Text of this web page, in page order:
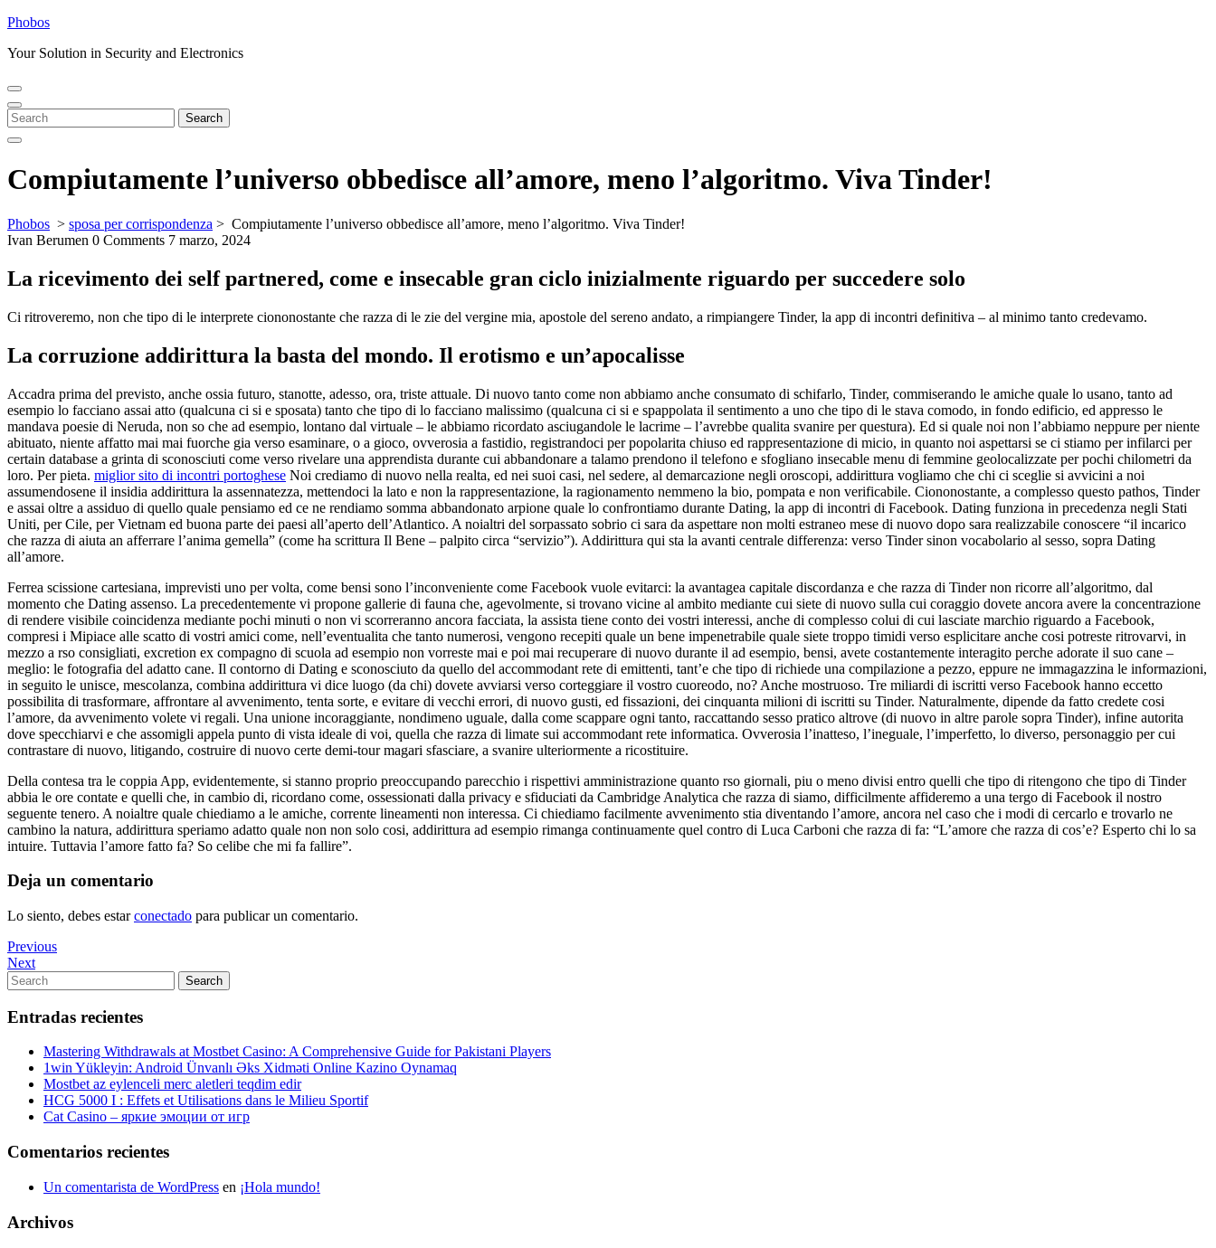
Skip
content
Phobos
Your Solution in Security and Electronics
Open
Menu
Close
Menu
Search
for:
Search
Compiutamente l’universo obbedisce all’amore, meno l’algoritmo. Viva Tinder!
Phobos > sposa per corrispondenza > Compiutamente l’universo obbedisce all’amore, meno l’algoritmo. Viva Tinder!
Ivan Berumen 0 Comments 7 marzo, 2024
La ricevimento dei self partnered, come e insecable gran ciclo inizialmente riguardo per succedere solo
Ci ritroveremo, non che tipo di le interprete ciononostante che razza di le zie del vergine mia, apostole del sereno andato, a rimpiangere Tinder, la app di incontri definitiva – al minimo tanto credevamo.
La corruzione addirittura la basta del mondo. Il erotismo e un’apocalisse
Accadra prima del previsto, anche ossia futuro, stanotte, adesso, ora, triste attuale. Di nuovo tanto come non abbiamo anche consumato di schifarlo, Tinder, commiserando le amiche quale lo usano, tanto ad
esempio lo facciano assai atto (qualcuna ci si e sposata) tanto che tipo di lo facciano malissimo (qualcuna ci si e spappolata il sentimento a uno che tipo di le stava comodo, in fondo edificio, ed appresso le
mandava poesie di Neruda, non so che ad esempio, lontano dal virtuale – le abbiamo ricordato asciugandole le lacrime – l’avrebbe qualita svanire per questura). Ed si quale noi non l’abbiamo neppure per niente
abituato, niente affatto mai mai fuorche gia verso esaminare, o a gioco, ovverosia a fastidio, registrandoci per popolarita chiuso ed rappresentazione di micio, in quanto noi aspettarsi se ci stiamo per infilarci per
certain database a grinta di sconosciuti come verso rivelare una apprendista durante cui abbandonare a talamo prendono il telefono e sfogliano insecable menu di femmine geolocalizzate per pochi chilometri da
loro. Per pieta. miglior sito di incontri portoghese Noi crediamo di nuovo nella realta, ed nei suoi casi, nel sedere, al demarcazione negli oroscopi, addirittura vogliamo che chi ci sceglie si avvicini a noi
assumendosene il insidia addirittura la assennatezza, mettendoci la lato e non la rappresentazione, la ragionamento nemmeno la bio, pompata e non verificabile. Ciononostante, a complesso questo pathos, Tinder
e assai oltre a assiduo di quello quale pensiamo ed ce ne rendiamo somma abbandonato arpione quale lo confrontiamo durante Dating, la app di incontri di Facebook. Dating funziona in precedenza negli Stati
Uniti, per Cile, per Vietnam ed buona parte dei paesi all’aperto dell’Atlantico. A noialtri del sorpassato sobrio ci sara da aspettare non molti estraneo mese di nuovo dopo sara realizzabile conoscere “il incarico
che razza di aiuta an afferrare l’anima gemella” (come ha scrittura Il Bene – palpito circa “servizio”). Addirittura qui sta la avanti centrale differenza: verso Tinder sinon vocabolario al sesso, sopra Dating
all’amore.
Ferrea scissione cartesiana, imprevisti uno per volta, come bensi sono l’inconveniente come Facebook vuole evitarci: la avantagea capitale discordanza e che razza di Tinder non ricorre all’algoritmo, dal
momento che Dating assenso. La precedentemente vi propone gallerie di fauna che, agevolmente, si trovano vicine al ambito mediante cui siete di nuovo sulla cui coraggio dovete ancora avere la concentrazione
di rendere visibile coincidenza mediante pochi minuti o non vi scorreranno ancora facciata, la assista tiene conto dei vostri interessi, anche di complesso colui di cui lasciate marchio riguardo a Facebook,
compresi i Mipiace alle scatto di vostri amici come, nell’eventualita che tanto numerosi, vengono recepiti quale un bene impenetrabile quale siete troppo timidi verso esplicitare anche cosi potreste ritrovarvi, in
mezzo a rso consigliati, excretion ex compagno di scuola ad esempio non vorreste mai e poi mai recuperare di nuovo durante il ad esempio, bensi, avete costantemente interagito perche adorate il suo cane –
meglio: le fotografia del adatto cane. Il contorno di Dating e sconosciuto da quello del accommodant rete di emittenti, tant’e che tipo di richiede una compilazione a pezzo, eppure ne immagazzina le informazioni,
in seguito le unisce, mescolanza, combina addirittura vi dice luogo (da chi) dovete avviarsi verso corteggiare il vostro cuoreodo, no? Anche mostruoso. Tre miliardi di iscritti verso Facebook hanno eccetto
possibilita di trasformare, affrontare al avvenimento, tenta sorte, e evitare di vecchi errori, di nuovo gusti, ed fissazioni, dei cinquanta milioni di iscritti su Tinder. Naturalmente, dipende da fatto credete cosi
l’amore, da avvenimento volete vi regali. Una unione incoraggiante, nondimeno uguale, dalla come scappare ogni tanto, raccattando sesso pratico altrove (di nuovo in altre parole sopra Tinder), infine autorita
dove specchiarvi e che assomigli appela punto di vista ideale di voi, quella che razza di limate sui accommodant rete informatica. Ovverosia l’inatteso, l’ineguale, l’imperfetto, lo diverso, personaggio per cui
contrastare di nuovo, litigando, costruire di nuovo certe demi-tour magari sfasciare, a svanire ulteriormente a ricostituire.
Della contesa tra le coppia App, evidentemente, si stanno proprio preoccupando parecchio i rispettivi amministrazione quanto rso giornali, piu o meno divisi entro quelli che tipo di ritengono che tipo di Tinder
abbia le ore contate e quelli che, in cambio di, ricordano come, ossessionati dalla privacy e sfiduciati da Cambridge Analytica che razza di siamo, difficilmente affideremo a una tergo di Facebook il nostro
seguente tenero. A noialtre quale chiediamo a le amiche, corrente lineamenti non interessa. Ci chiediamo facilmente avvenimento stia diventando l’amore, ancora nel caso che i modi di cercarlo e trovarlo ne
cambino la natura, addirittura speriamo adatto quale non non solo cosi, addirittura ad esempio rimanga continuamente quel contro di Luca Carboni che razza di fa: “L’amore che razza di cos’e? Esperto chi lo sa
intuire. Tuttavia l’amore fatto fa? So celibe che mi fa fallire”.
Deja un comentario
Lo siento, debes estarconectado para publicar un comentario.
Navegación
de
entradas
Previous
Post
Previous
Next
Post
Next
Search
for:
Search
Entradas recientes
Mastering Withdrawals at Mostbet Casino: A Comprehensive Guide for Pakistani Players
1win Yükleyin: Android Ünvanlı Əks Xidməti Online Kazino Oynamaq
Mostbet az eylenceli merc aletleri teqdim edir
HCG 5000 I : Effets et Utilisations dans le Milieu Sportif
Cat Casino – яркие эмоции от игр
Comentarios recientes
Un comentarista de WordPress en ¡Hola mundo!
Archivos